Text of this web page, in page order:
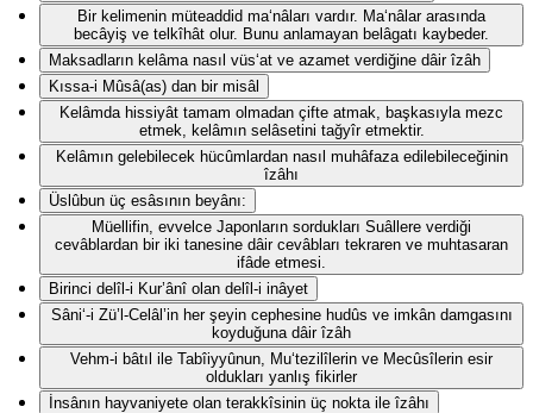
Bir kelimenin müteaddid ma‘nâları vardır. Ma‘nâlar arasında
becâyiş ve telkîhât olur. Bunu anlamayan belâgatı kaybeder.
Maksadların kelâma nasıl vüs‘at ve azamet verdiğine dâir îzâh
Kıssa-i Mûsâ(as) dan bir misâl
Kelâmda hissiyât tamam olmadan çifte atmak, başkasıyla mezc
etmek, kelâmın selâsetini tağyîr etmektir.
Kelâmın gelebilecek hücûmlardan nasıl muhâfaza edilebileceğinin
îzâhı
Üslûbun üç esâsının beyânı:
Müellifin, evvelce Japonların sordukları Suâllere verdiği
cevâblardan bir iki tanesine dâir cevâbları tekraren ve muhtasaran
ifâde etmesi.
Birinci delîl-i Kur’ânî olan delîl-i inâyet
Sâni‘-i Zü’l-Celâl’in her şeyin cephesine hudûs ve imkân damgasını
koyduğuna dâir îzâh
Vehm-i bâtıl ile Tabîiyyûnun, Mu‘tezilîlerin ve Mecûsîlerin esir
oldukları yanlış fikirler
İnsânın hayvaniyete olan terakkîsinin üç nokta ile îzâhı